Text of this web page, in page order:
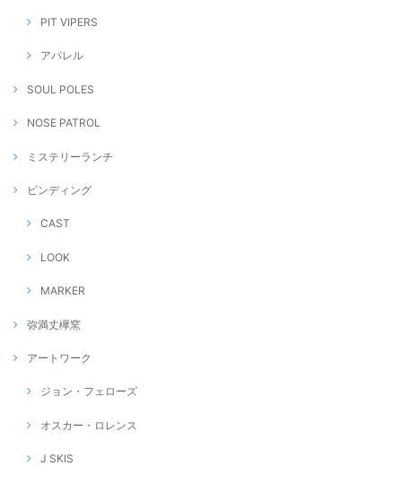
PIT VIPERS
アパレル
SOUL POLES
NOSE PATROL
ミステリーランチ
ビンディング
CAST
LOOK
MARKER
弥満丈欅窯
アートワーク
ジョン・フェローズ
オスカー・ロレンス
J SKIS